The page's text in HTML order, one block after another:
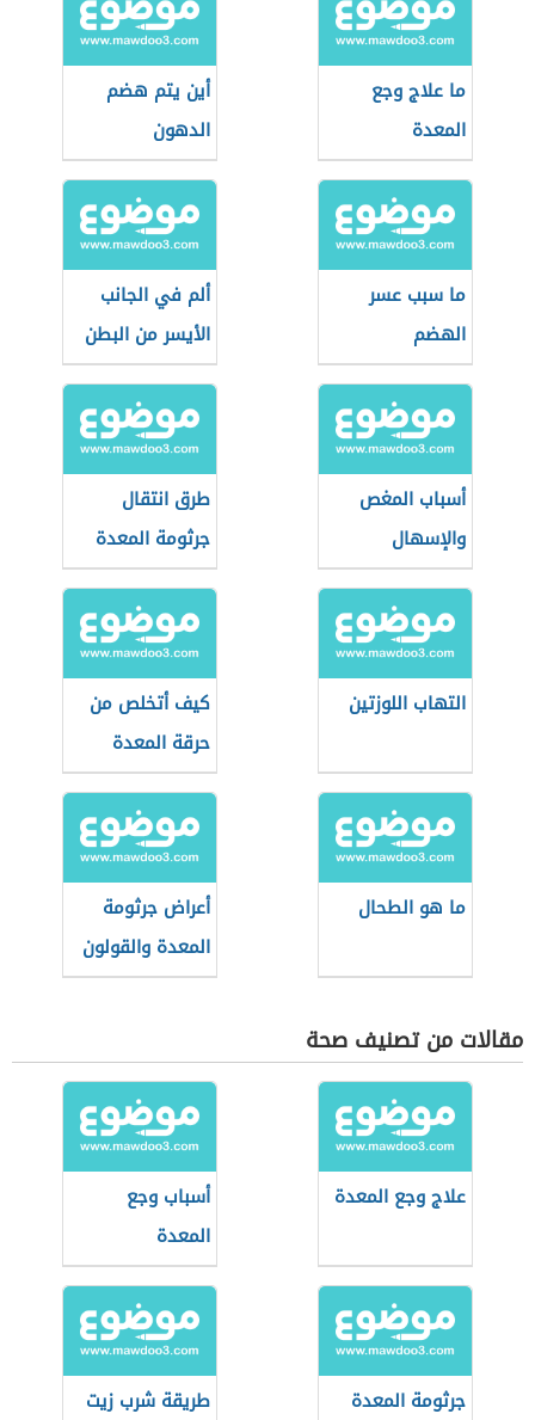
ما علاج وجع
المعدة
أين يتم هضم
الدهون
ما سبب عسر
الهضم
ألم في الجانب
الأيسر من البطن
أسباب المغص
والإسهال
طرق انتقال
جرثومة المعدة
التهاب اللوزتين
كيف أتخلص من
حرقة المعدة
ما هو الطحال
أعراض جرثومة
المعدة والقولون
مقالات من تصنيف صحة
علاج وجع المعدة
أسباب وجع
المعدة
جرثومة المعدة
طريقة شرب زيت